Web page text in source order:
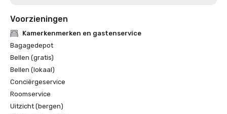
Voorzieningen
Kamerkenmerken en gastenservice
Bagagedepot
Bellen (gratis)
Bellen (lokaal)
Conciërgeservice
Roomservice
Uitzicht (bergen)